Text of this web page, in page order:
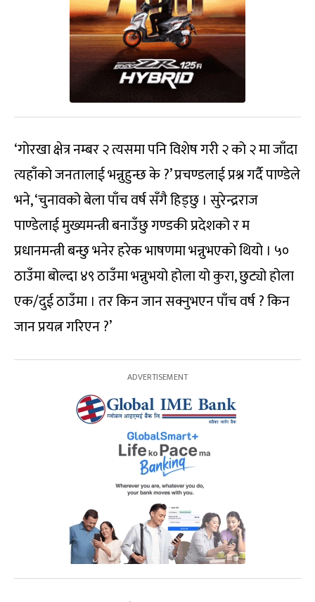
‘गोरखा क्षेत्र नम्बर २ त्यसमा पनि विशेष गरी २ को २ मा जाँदा
त्यहाँको जनतालाई भन्नुहुन्छ के ?’ प्रचण्डलाई प्रश्न गर्दै पाण्डेले
भने, ‘चुनावको बेला पाँच वर्ष सँगै हिड्छु । सुरेन्द्रराज
पाण्डेलाई मुख्यमन्त्री बनाउँछु गण्डकी प्रदेशको र म
प्रधानमन्त्री बन्छु भनेर हरेक भाषणमा भन्नुभएको थियो । ५०
ठाउँमा बोल्दा ४९ ठाउँमा भन्नुभयो होला यो कुरा, छुट्यो होला
एक/दुई ठाउँमा । तर किन जान सक्नुभएन पाँच वर्ष ? किन
जान प्रयत्न गरिएन ?’